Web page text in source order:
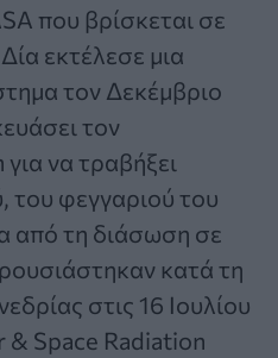
που βρίσκεται σε
εκτέλεσε μια
τον Δεκέμβριο
τον
να τραβήξει
του φεγγαριού του
από τη διάσωση σε
κατά τη
στις 16 Ιουλίου
& Space Radiation